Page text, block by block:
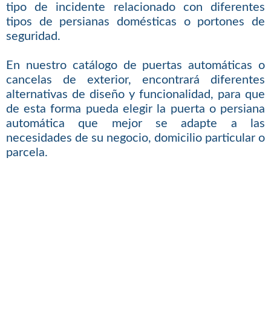
tipo de incidente relacionado con diferentes
tipos de persianas domésticas o portones de
seguridad.
En nuestro catálogo de puertas automáticas o
cancelas de exterior, encontrará diferentes
alternativas de diseño y funcionalidad, para que
de esta forma pueda elegir la puerta o persiana
automática que mejor se adapte a las
necesidades de su negocio, domicilio particular o
parcela.